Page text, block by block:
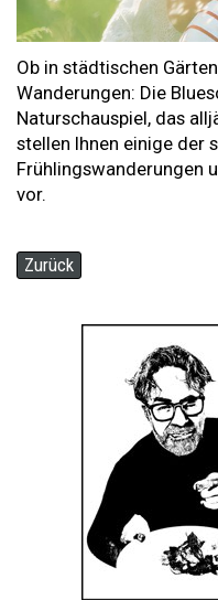
Ob in städtischen
Wanderungen: Die
Naturschauspiel, das
stellen Ihnen einige der
Frühlingswanderungen
vor.
Zurück